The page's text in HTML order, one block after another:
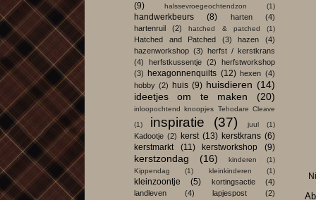
(9)
halssevroegeochtendzon (1)
handwerkbeurs (8) harten
(4)
hartenruil
(2) hatched & patched (1)
Hatched and Patched (3) hazen
(4)
hazenworkshop (3) herfst / kerstkrans
(4)
herfstkussentje (2)
herfstworkshop
(3)
hexagonnenquilts (12) hexen (4)
hobby (2) huis (9) huisdieren (14)
ideetjes om te maken
(20)
inloopochtend knoopjes Tehodare Cleave
(1)
inspiratie (37) juul (1)
Kadootje (2) kerst (13) kerstkrans (6)
kerstmarkt
(11) kerstworkshop (9)
kerstzondag (16) kinderen
(1)
Kippendag
(1) kleinkinderen (1)
kleinzoontje (5) kortingsactie
(4)
landleven
(4) lapjespost (2)